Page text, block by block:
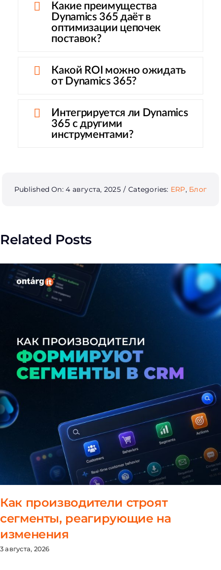
Какие преимущества
Dynamics 365 даёт в
оптимизации цепочек
поставок?
Какой ROI можно ожидать
от Dynamics 365?
Интегрируется ли Dynamics
365 с другими
инструментами?
Published On: 4 августа, 2025 / Categories: ERP, Блог
Related Posts
Как производители строят
сегменты, реагирующие на
изменения
3 августа, 2026